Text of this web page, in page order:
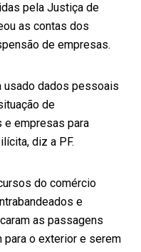
pela Justiça de
as contas dos
de empresas.
usado dados pessoais
de
e empresas para
diz a PF.
do comércio
e
as passagens
para o exterior e serem